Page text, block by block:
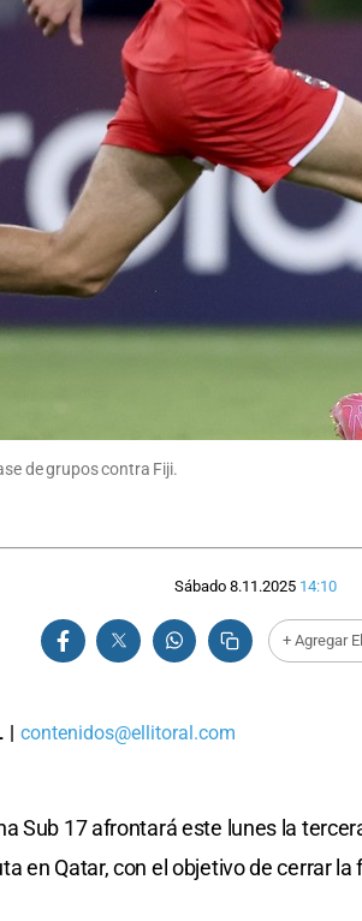
de grupos contra Fiji.
Sábado 8.11.2025 14:10
+ Agregar
| contenidos@ellitoral.com
Sub 17 afrontará este lunes la
en Qatar, con el objetivo de cerrar